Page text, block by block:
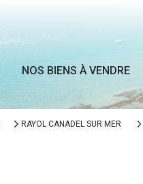
NOS BIENS À VENDRE
RAYOL CANADEL SUR MER